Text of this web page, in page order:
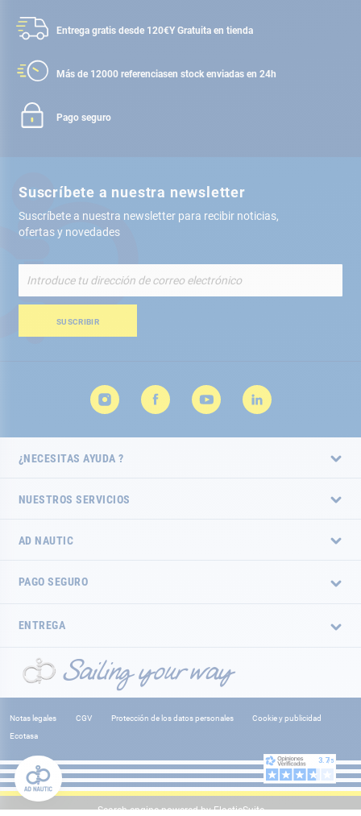
Entrega gratis desde 120€Y Gratuita en tienda
Más de 12000 referenciasen stock enviadas en 24h
Pago seguro
Suscríbete a nuestra newsletter
Suscríbete a nuestra newsletter para recibir noticias,
ofertas y novedades
nuestro
de
SUSCRIBIR
¿NECESITAS AYUDA ?
NUESTROS SERVICIOS
AD NAUTIC
PAGO SEGURO
ENTREGA
Notas legales CGV Protección de los datos personales
Cookie y publicidad
Ecotasa
Search engine powered byElasticSuite